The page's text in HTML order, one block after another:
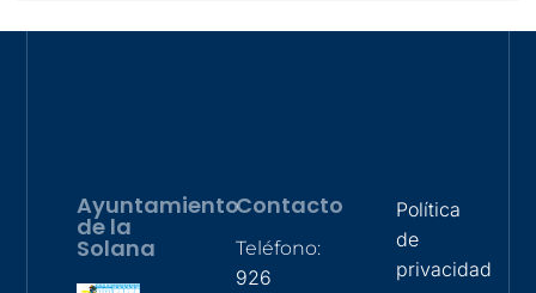
Ayuntamiento
de la
Solana
Contacto
Teléfono:
926
Política
de
privacidad